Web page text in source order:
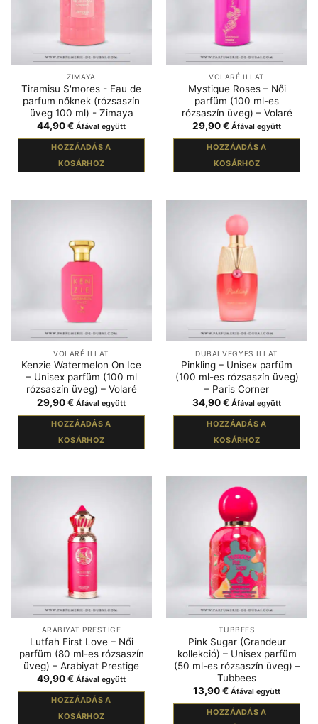
ZIMAYA
Tiramisu S'mores - Eau de
parfum nőknek (rózsaszín
üveg 100 ml) - Zimaya
44,90€ Áfával együtt
HOZZÁADÁS A
KOSÁRHOZ
VOLARÉ ILLAT
Mystique Roses – Női
parfüm (100 ml-es
rózsaszín üveg) – Volaré
29,90€ Áfával együtt
HOZZÁADÁS A
KOSÁRHOZ
VOLARÉ ILLAT
Kenzie Watermelon On Ice
– Unisex parfüm (100 ml
rózsaszín üveg) – Volaré
29,90€ Áfával együtt
HOZZÁADÁS A
KOSÁRHOZ
DUBAI VEGYES ILLAT
Pinkling – Unisex parfüm
(100 ml-es rózsaszín üveg)
– Paris Corner
34,90€ Áfával együtt
HOZZÁADÁS A
KOSÁRHOZ
ARABIYAT PRESTIGE
Lutfah First Love – Női
parfüm (80 ml-es rózsaszín
üveg) – Arabiyat Prestige
49,90€ Áfával együtt
HOZZÁADÁS A
KOSÁRHOZ
TUBBEES
Pink Sugar (Grandeur
kollekció) – Unisex parfüm
(50 ml-es rózsaszín üveg) –
Tubbees
13,90€ Áfával együtt
HOZZÁADÁS A